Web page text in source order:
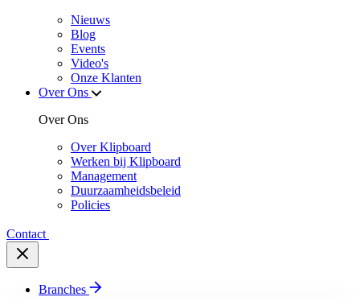
Nieuws
Blog
Events
Video's
Onze Klanten
Over Ons
Over Ons
Over Klipboard
Werken bij Klipboard
Management
Duurzaamheidsbeleid
Policies
Contact
Branches